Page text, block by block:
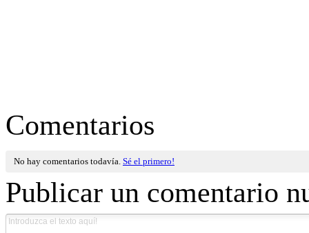
Comentarios
No hay comentarios todavía. Sé el primero!
Publicar un comentario